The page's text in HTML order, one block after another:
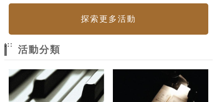
探索更多活動
:::
活動分類